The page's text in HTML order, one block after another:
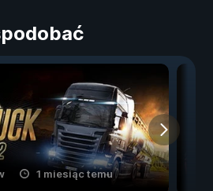
1 miesiąc temu